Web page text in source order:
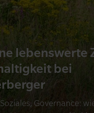
lebenswerte
bei
Governance: